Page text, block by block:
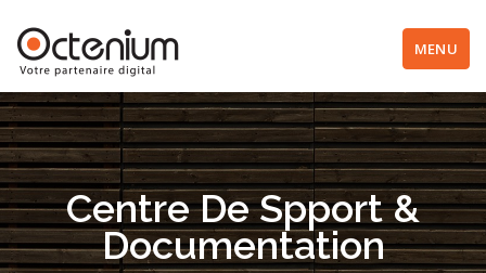
MENU
Centre De Spport &
Documentation